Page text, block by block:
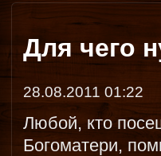
Для чего
28.08.2011 01:22
Любой, кто
Богоматери,